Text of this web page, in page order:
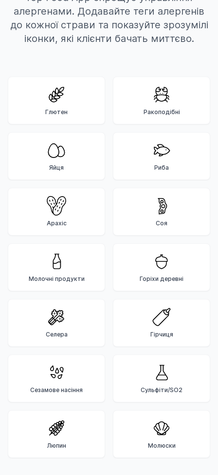
алергенами. Додавайте теги алергенів
до кожної страви та показуйте зрозумілі
іконки, які клієнти бачать миттєво.
Глютен Ракоподібні
Яйця Риба
Арахіс Соя
Молочні продукти Горіхи деревні
Селера Гірчиця
Сезамове насіння Сульфіти/SO2
Люпин Молюски